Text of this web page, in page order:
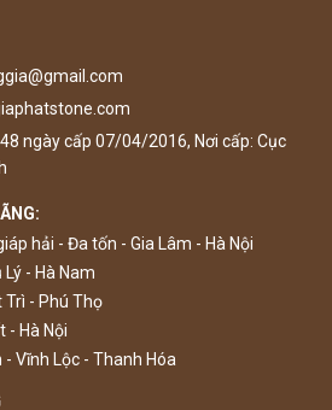
ngày cấp 07/04/2016, Nơi cấp: Cục
hải - Đa tốn - Gia Lâm - Hà Nội
Lý - Hà Nam
Trì - Phú Thọ
- Hà Nội
- Vĩnh Lộc - Thanh Hóa